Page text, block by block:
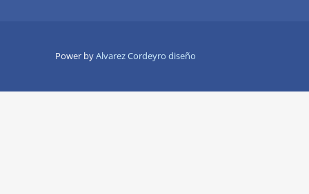
Power byAlvarez Cordeyro diseño